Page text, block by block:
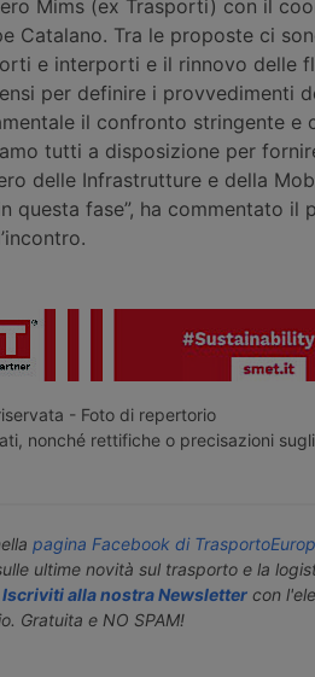
Mims (ex Trasporti) con il
Catalano. Tra le proposte ci
e interporti e il rinnovo delle
per definire i provvedimenti
il confronto stringente e
tutti a disposizione per
delle Infrastrutture e della
questa fase”, ha commentato il
- Foto di repertorio
nonché rettifiche o precisazioni
pagina Facebook di
ultime novità sul trasporto e la
Iscriviti alla nostra Newslettercon
Gratuita e NO SPAM!